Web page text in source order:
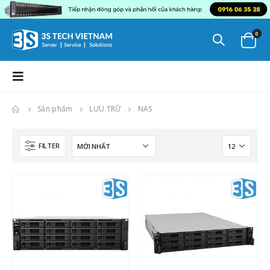
0
Sản phẩm LƯU TRỮ NAS
FILTER